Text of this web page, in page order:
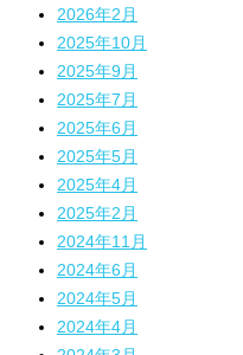
2026年2月
2025年10月
2025年9月
2025年7月
2025年6月
2025年5月
2025年4月
2025年2月
2024年11月
2024年6月
2024年5月
2024年4月